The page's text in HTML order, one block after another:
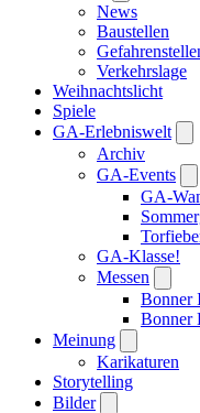
News
Baustellen
Verkehrslage
Weihnachtslicht
Spiele
GA-Erlebniswelt
Archiv
GA-Events
GA-
GA-Klasse!
Messen
Bonner
Bonner
Meinung
Karikaturen
Storytelling
Bilder